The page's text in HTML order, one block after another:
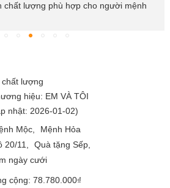
chất lượng phù hợp cho người mệnh
chất lượng
hiệu: EM VÀ TÔI
nhật: 2026-01-02)
Mộc
Mệnh Hỏa
20/11
Quà tặng Sếp
ngày cưới
cộng: 78.780.000₫